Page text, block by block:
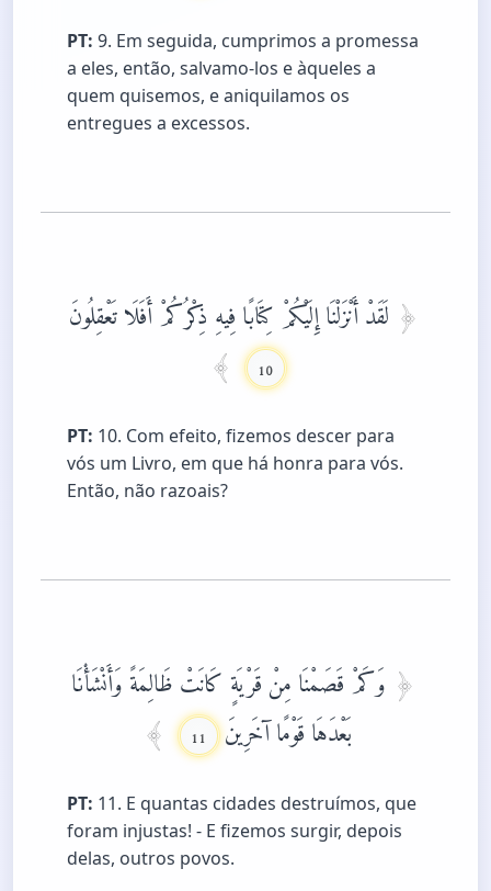
PT: 9. Em seguida, cumprimos a promessa
a eles, então, salvamo-los e àqueles a
quem quisemos, e aniquilamos os
entregues a excessos.
لَقَدْ أَنْزَلْنَا إِلَيْكُمْ كِتَابًا فِيهِ ذِكْرُكُمْ أَفَلَا تَعْقِلُونَ
10
PT: 10. Com efeito, fizemos descer para
vós um Livro, em que há honra para vós.
Então, não razoais?
وَكَمْ قَصَمْنَا مِنْ قَرْيَةٍ كَانَتْ ظَالِمَةً وَأَنْشَأْنَا
بَعْدَهَا قَوْمًا آخَرِينَ 11
PT: 11. E quantas cidades destruímos, que
foram injustas! - E fizemos surgir, depois
delas, outros povos.